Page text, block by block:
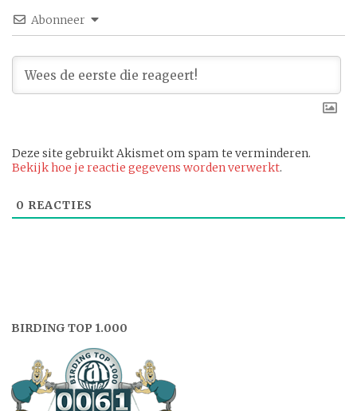
Abonneer
Deze site gebruikt Akismet om spam te verminderen.
Bekijk hoe je reactie gegevens worden verwerkt.
0 REACTIES
BIRDING TOP 1.000